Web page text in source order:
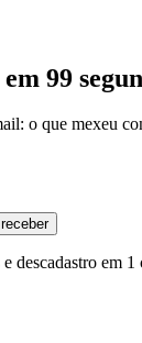
99
o que mexeu
descadastro em